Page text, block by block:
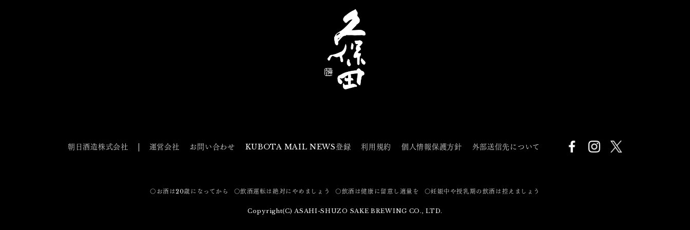
朝日酒造株式会社 運営会社 お問い合わせ KUBOTA MAIL NEWS登録 利用規約 個人情報保護方針 外部送信先について
〇お酒は20歳になってから 〇飲酒運転は絶対にやめましょう 〇飲酒は健康に留意し適量を 〇妊娠中や授乳期の飲酒は控えましょう
Copyright(C) ASAHI-SHUZO SAKE BREWING CO., LTD.